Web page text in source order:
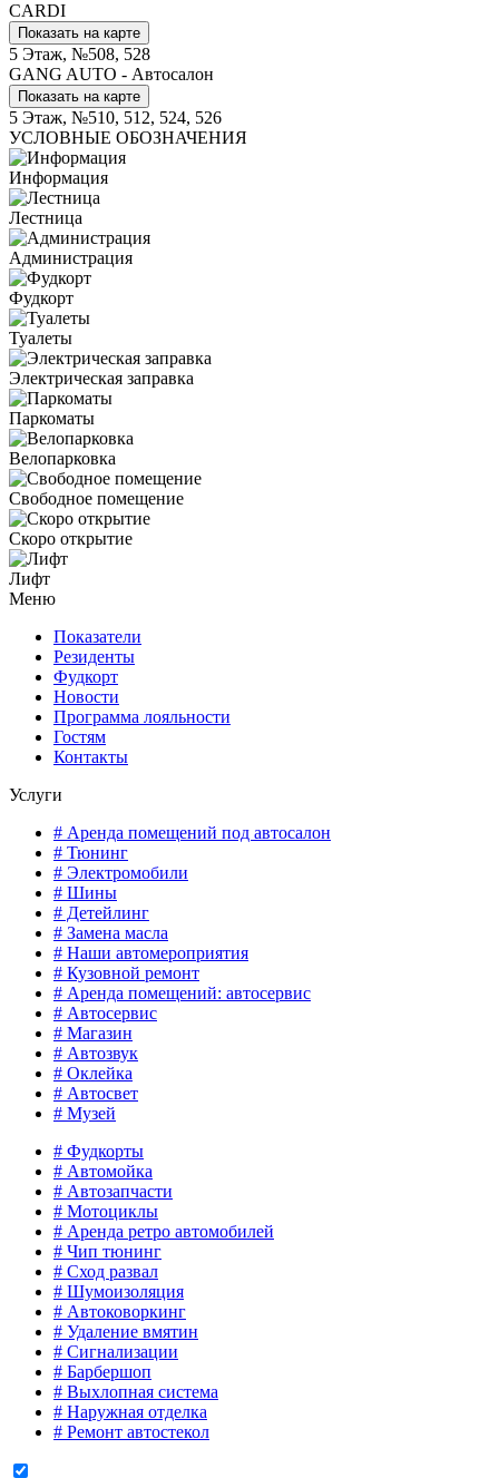
CARDI
Показать на карте
5 Этаж, №508, 528
GANG AUTO - Автосалон
Показать на карте
5 Этаж, №510, 512, 524, 526
УСЛОВНЫЕ ОБОЗНАЧЕНИЯ
Информация
Лестница
Администрация
Фудкорт
Туалеты
Электрическая заправка
Паркоматы
Велопарковка
Свободное помещение
Скоро открытие
Лифт
Меню
Показатели
Резиденты
Фудкорт
Новости
Программа лояльности
Гостям
Контакты
Услуги
# Аренда помещений под автосалон
# Тюнинг
# Электромобили
# Шины
# Детейлинг
# Замена масла
# Наши автомероприятия
# Кузовной ремонт
# Аренда помещений: автосервис
# Автосервис
# Магазин
# Автозвук
# Оклейка
# Автосвет
# Музей
# Фудкорты
# Автомойка
# Автозапчасти
# Мотоциклы
# Aренда ретро автомобилей
# Чип тюнинг
# Сход развал
# Шумоизоляция
# Автоковоркинг
# Удаление вмятин
# Сигнализации
# Барбершоп
# Выхлопная система
# Наружная отделка
# Ремонт автостекол